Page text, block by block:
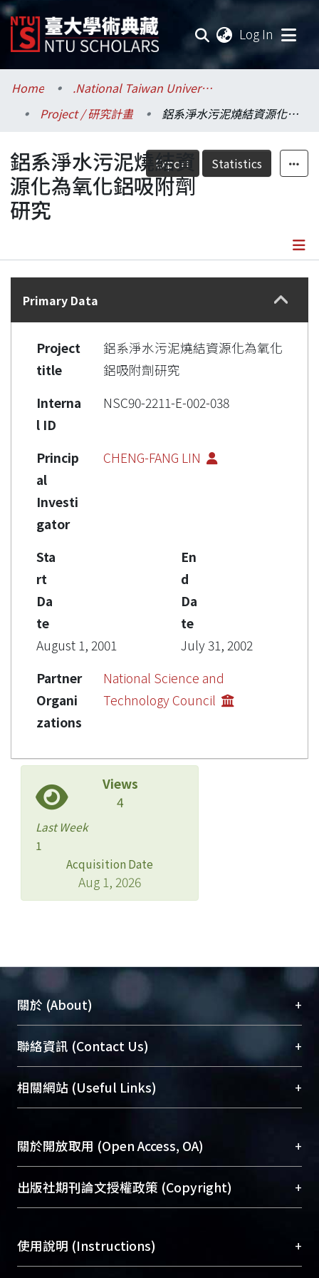
Log In
Communities & Collections
Research Outputs
Fundings & Projects
Researchers
Statistics
Home
.National Taiwan University / 國立臺灣大學
Project / 研究計畫
鋁系淨水污泥燒結資源化為氧化鋁吸附劑研究
Export Statistics
鋁系淨水污泥燒結資
源化為氧化鋁吸附劑
研究
Details
Primary Data
Project
title
鋁系淨水污泥燒結資源化為氧化
鋁吸附劑研究
Interna
l ID
NSC90-2211-E-002-038
Princip
al
Investi
gator
CHENG-FANG LIN
Sta
rt
Da
te
August 1, 2001
En
d
Da
te
July 31, 2002
Partner
Organi
zations
National Science and
Technology Council
Views
4
Last Week
1
Acquisition Date
Aug 1, 2026
關於 (About) +
臺大位居世界頂尖大學之列，為永久珍藏及向國際
展現本校豐碩的研究成果及學術能量，圖書館整合
機構典藏（NTUR）與學術庫（AH）不同功能平
台，成為臺大學術典藏NTU scholars。期能整合研
成果。
To permanently archive and promote researcher
profiles and scholarly works, Library integrates the
services of “NTU Repository” with “Academic
聯絡資訊 (Contact Us) +
總館學科館員(Main Library)
醫學圖書館學科館員(Medical Library)
Sciences Library)
相關網站 (Useful Links) +
關於開放取用 (Open Access, OA) +
開放取用是從使用者角度提升資訊取用性的社會運
動，應用在學術研究上是透過將研究著作公開供使
用逐年攀升。同時可加速研究發展、提升研究影響
出版社期刊論文授權政策 (Copyright) +
含部分內容的版權非匯入者所有，或由第三方贊
助與合作完成，請確認該版權所有者及第三方同
使用說明 (Instructions) +